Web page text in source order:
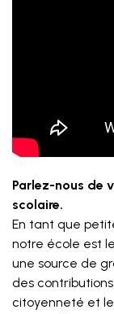
Parlez-nous de
scolaire.
En tant que
notre école est
une source de
des
citoyenneté et